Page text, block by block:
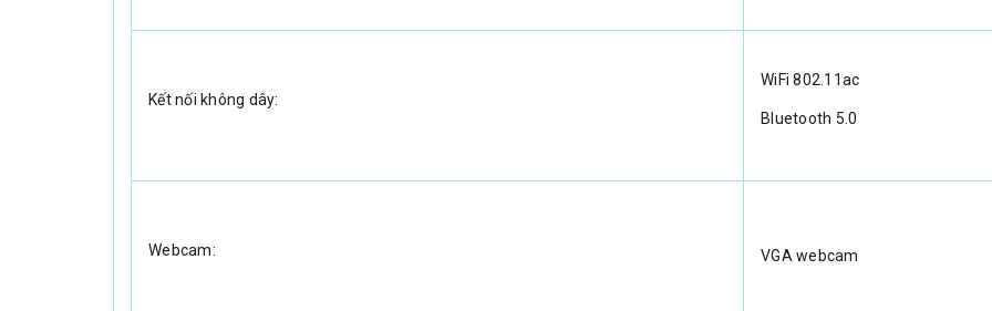
Kết nối không dây:
WiFi 802.11ac
Bluetooth 5.0
Webcam: VGA webcam